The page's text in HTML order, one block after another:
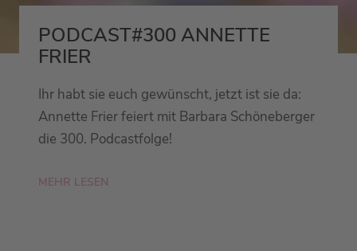
PODCAST#300 ANNETTE
FRIER
Ihr habt sie euch gewünscht, jetzt ist sie da:
Annette Frier feiert mit Barbara Schöneberger
die 300. Podcastfolge!
MEHR LESEN